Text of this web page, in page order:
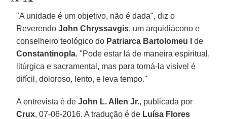
"A unidade é um objetivo, não é dada", diz o
ReverendoJohn Chryssavgis, um arquidiácono e
conselheiro teológico do Patriarca Bartolomeu I
de
Constantinopla. "Pode estar lá de maneira espiritual,
litúrgica e sacramental, mas para torná-la visível é
difícil, doloroso, lento, e leva tempo."
A entrevista é deJohn L. Allen Jr., publicada por
Crux, 07-06-2016. A tradução é de Luísa Flores